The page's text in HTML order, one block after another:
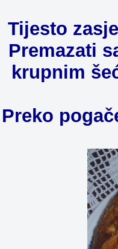
Tijesto
Premazati
krupnim
Preko